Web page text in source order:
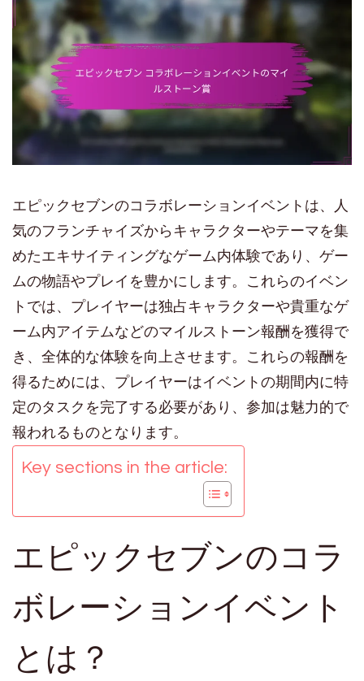
エピックセブンのコラボレーションイベントは、人
気のフランチャイズからキャラクターやテーマを集
めたエキサイティングなゲーム内体験であり、ゲー
ムの物語やプレイを豊かにします。これらのイベン
トでは、プレイヤーは独占キャラクターや貴重なゲ
ーム内アイテムなどのマイルストーン報酬を獲得で
き、全体的な体験を向上させます。これらの報酬を
得るためには、プレイヤーはイベントの期間内に特
定のタスクを完了する必要があり、参加は魅力的で
報われるものとなります。
Key sections in the article:
エピックセブンのコラ
ボレーションイベント
とは？